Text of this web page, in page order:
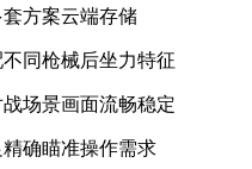
方案云端存储
同枪械后坐力特征
场景画面流畅稳定
确瞄准操作需求